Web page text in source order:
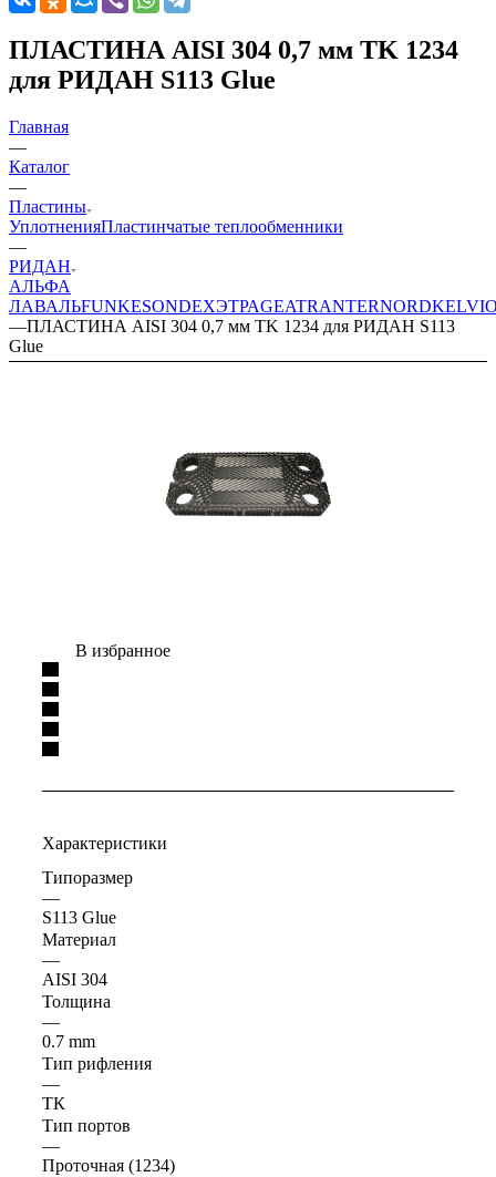
ПЛАСТИНА AISI 304 0,7 мм TK 1234
для РИДАН S113 Glue
Главная
—
Каталог
—
Пластины
УплотненияПластинчатые теплообменники
—
РИДАН
АЛЬФА
ЛАВАЛЬFUNKESONDEXЭТРАGEATRANTERNORD
—ПЛАСТИНА AISI 304 0,7 мм TK 1234 для РИДАН S113
Glue
В избранное
Характеристики
Типоразмер
—
S113 Glue
Материал
—
AISI 304
Толщина
—
0.7 mm
Тип рифления
—
ТК
Тип портов
—
Проточная (1234)